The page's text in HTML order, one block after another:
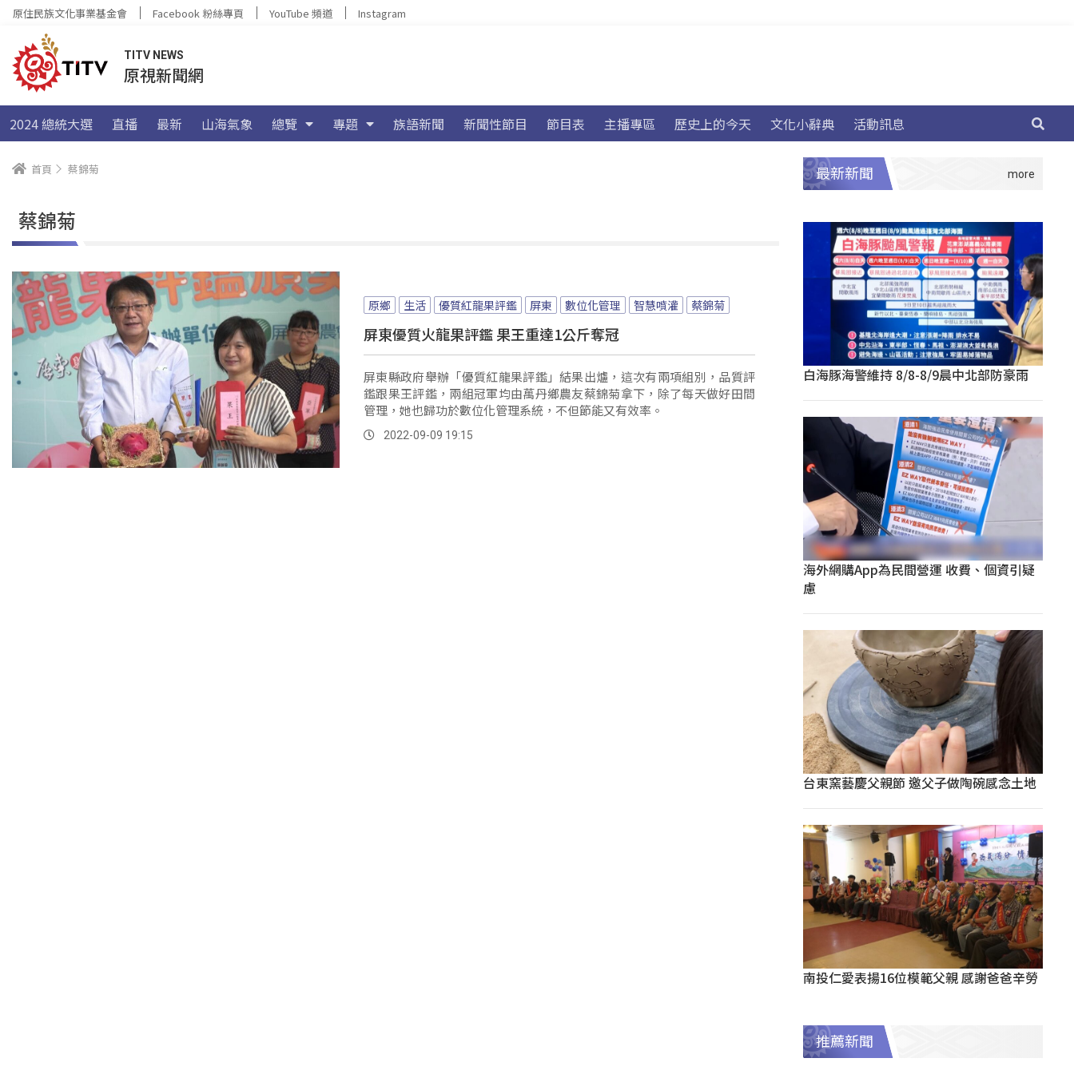
原住民族文化事業基金會 Facebook 粉絲專頁 YouTube 頻道 Instagram
TITV NEWS
原視新聞網
2024 總統大選 直播 最新 山海氣象 總覽 專題 族語新聞 新聞性節目 節目表 主播專區 歷史上的今天 文化小辭典 活動訊息
首頁 蔡錦菊
蔡錦菊
原鄉 生活 優質紅龍果評鑑 屏東 數位化管理 智慧噴灌 蔡錦菊
屏東優質火龍果評鑑 果王重達1公斤奪冠
屏東縣政府舉辦「優質紅龍果評鑑」結果出爐，這次有兩項組別，品質評
鑑跟果王評鑑，兩組冠軍均由萬丹鄉農友蔡錦菊拿下，除了每天做好田間
管理，她也歸功於數位化管理系統，不但節能又有效率。
2022-09-09 19:15
最新新聞
白海豚海警維持 8/8-8/9晨中北部防豪雨
海外網購App為民間營運 收費、個資引疑
慮
台東窯藝慶父親節 邀父子做陶碗感念土地
南投仁愛表揚16位模範父親 感謝爸爸辛勞
推薦新聞